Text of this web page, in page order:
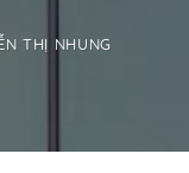
THỊ NHUNG